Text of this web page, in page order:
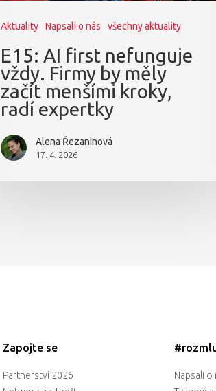
Aktuality Napsali o nás všechny aktuality
E15: AI first nefunguje
vždy. Firmy by měly
začít menšími kroky,
radí expertky
Alena Řezaninová
17. 4. 2026
Zapojte se
Partnerství 2026
Napsali o